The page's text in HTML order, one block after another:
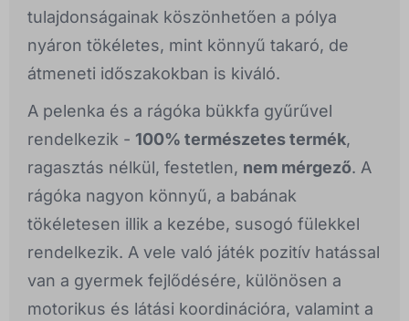
tulajdonságainak köszönhetően a pólya
nyáron tökéletes, mint könnyű takaró, de
átmeneti időszakokban is kiváló.
A pelenka és a rágóka bükkfa gyűrűvel
rendelkezik - 100% természetes termék,
ragasztás nélkül, festetlen, nem mérgező. A
rágóka nagyon könnyű, a babának
tökéletesen illik a kezébe, susogó fülekkel
rendelkezik. A vele való játék pozitív hatással
van a gyermek fejlődésére, különösen a
motorikus és látási koordinációra, valamint a